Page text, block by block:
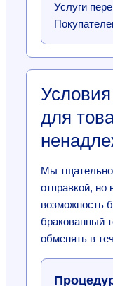
Услуги
для
Мы тщательно
отправкой, но
возможность
бракованный
обменять в